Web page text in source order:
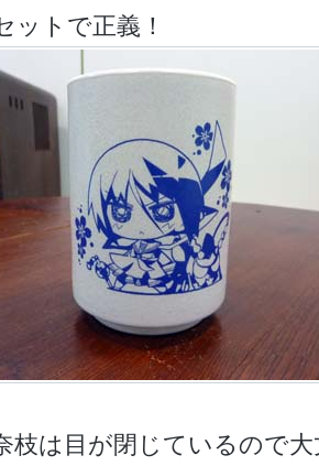
ットで正義！
枝は目が閉じているので